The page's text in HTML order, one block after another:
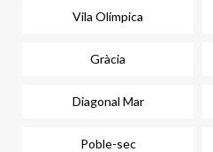
Vila Olímpica
Gràcia
Diagonal Mar
Poble-sec